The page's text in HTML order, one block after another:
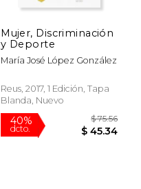
Mujer, Discriminación
y Deporte
María José López González
Reus, 2017, 1 Edición, Tapa
Blanda, Nuevo